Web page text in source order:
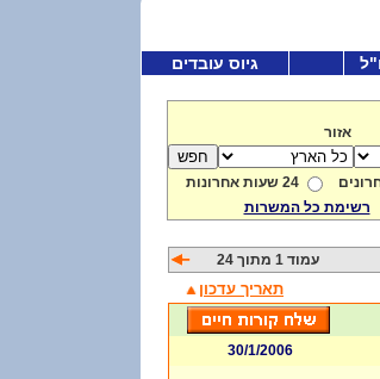
גיוס עובדים
אזור
24 שעות אחרונות
רשימת כל המשרות
עמוד 1 מתוך 24
תאריך עדכון
30/1/2006